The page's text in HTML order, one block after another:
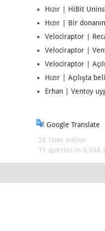
Hızır | HiBit
Hızır | Bir
Velociraptor |
Velociraptor |
Velociraptor |
Hızır | Açılışta
Erhan | Ventoy
Google Translate
26 User online
71 queries in 0,046